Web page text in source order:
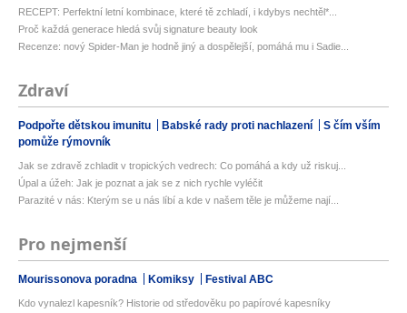
RECEPT: Perfektní letní kombinace, které tě zchladí, i kdybys nechtěl*...
Proč každá generace hledá svůj signature beauty look
Recenze: nový Spider-Man je hodně jiný a dospělejší, pomáhá mu i Sadie...
Zdraví
Podpořte dětskou imunitu Babské rady proti nachlazení
S čím vším
pomůže rýmovník
Jak se zdravě zchladit v tropických vedrech: Co pomáhá a kdy už riskuj...
Úpal a úžeh: Jak je poznat a jak se z nich rychle vyléčit
Parazité v nás: Kterým se u nás líbí a kde v našem těle je můžeme nají...
Pro nejmenší
Mourissonova poradna Komiksy Festival ABC
Kdo vynalezl kapesník? Historie od středověku po papírové kapesníky